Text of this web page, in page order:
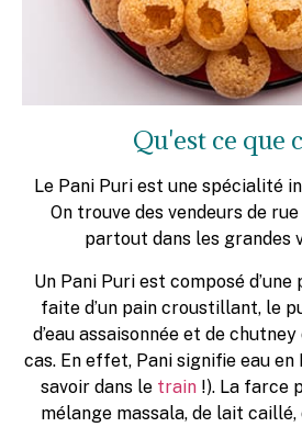
Qu'est ce que
Le Pani Puri est une spécialité
On trouve des vendeurs de
partout dans les grandes
Un Pani Puri est composé
faite d’un pain croustillant, le
d’eau assaisonnée et de
cas. En effet, Pani signifie eau
savoir dans le train!). La farce
mélange massala, de lait caillé,